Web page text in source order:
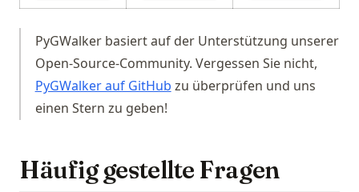
(opens in a new tab)(opens in a new tab)(opens in a
PyGWalker basiert auf der Unterstützung unserer
Open-Source-Community. Vergessen Sie nicht,
PyGWalker auf GitHub(opens in a new tab)
zu überprüfen und uns
einen Stern zu geben!
Häufig gestellte Fragen